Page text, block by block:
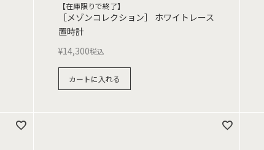
【在庫限りで終了】
［メゾンコレクション］ ホワイトレース
置時計
¥14,300税込
カートに入れる